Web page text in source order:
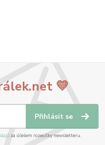
💛
Přihlásit se
za účelem rozesílky newsletteru.